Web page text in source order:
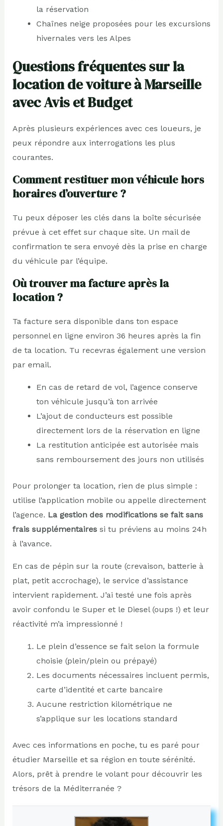
la réservation
Chaînes neige proposées pour les excursions
hivernales vers les Alpes
Questions fréquentes sur la
location de voiture à Marseille
avec Avis et Budget
Après plusieurs expériences avec ces loueurs, je
peux répondre aux interrogations les plus
courantes.
Comment restituer mon véhicule hors
horaires d’ouverture ?
Tu peux déposer les clés dans la boîte sécurisée
prévue à cet effet sur chaque site. Un mail de
confirmation te sera envoyé dès la prise en charge
du véhicule par l’équipe.
Où trouver ma facture après la
location ?
Ta facture sera disponible dans ton espace
personnel en ligne environ 36 heures après la fin
de ta location. Tu recevras également une version
par email.
En cas de retard de vol, l’agence conserve
ton véhicule jusqu’à ton arrivée
L’ajout de conducteurs est possible
directement lors de la réservation en ligne
La restitution anticipée est autorisée mais
sans remboursement des jours non utilisés
Pour prolonger ta location, rien de plus simple :
utilise l’application mobile ou appelle directement
l’agence. La gestion des modifications se fait sans
frais supplémentairessi tu préviens au moins 24h
à l’avance.
En cas de pépin sur la route (crevaison, batterie à
plat, petit accrochage), le service d’assistance
intervient rapidement. J’ai testé une fois après
avoir confondu le Super et le Diesel (oups !) et leur
réactivité m’a impressionné !
Le plein d’essence se fait selon la formule
choisie (plein/plein ou prépayé)
Les documents nécessaires incluent permis,
carte d’identité et carte bancaire
Aucune restriction kilométrique ne
s’applique sur les locations standard
Avec ces informations en poche, tu es paré pour
étudier Marseille et sa région en toute sérénité.
Alors, prêt à prendre le volant pour découvrir les
trésors de la Méditerranée ?